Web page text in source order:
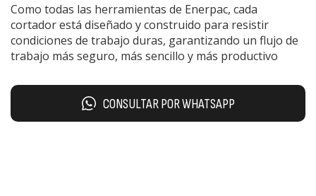
Como todas las herramientas de Enerpac, cada
cortador está diseñado y construido para resistir
condiciones de trabajo duras, garantizando un flujo de
trabajo más seguro, más sencillo y más productivo
CONSULTAR POR WHATSAPP